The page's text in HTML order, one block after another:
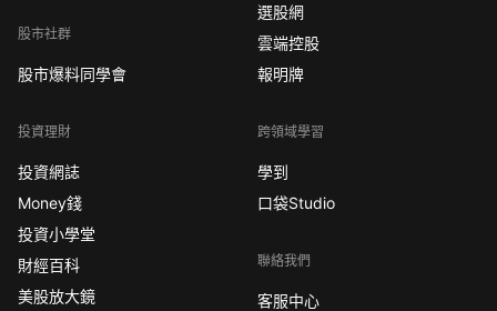
股市社群
股市爆料同學會
投資理財
投資網誌
Money錢
投資小學堂
財經百科
美股放大鏡
選股網
雲端控股
報明牌
跨領域學習
學到
口袋Studio
聯絡我們
客服中心